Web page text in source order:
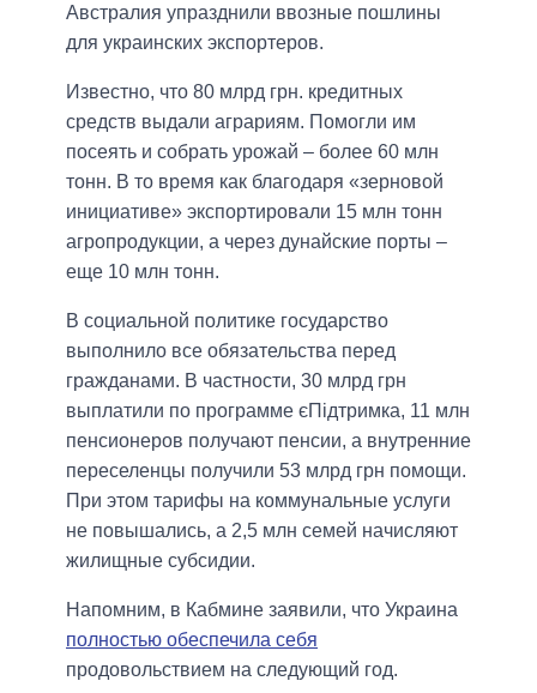
Австралия упразднили ввозные пошлины
для украинских экспортеров.
Известно, что 80 млрд грн. кредитных
средств выдали аграриям. Помогли им
посеять и собрать урожай – более 60 млн
тонн. В то время как благодаря «зерновой
инициативе» экспортировали 15 млн тонн
агропродукции, а через дунайские порты –
еще 10 млн тонн.
В социальной политике государство
выполнило все обязательства перед
гражданами. В частности, 30 млрд грн
выплатили по программе єПідтримка, 11 млн
пенсионеров получают пенсии, а внутренние
переселенцы получили 53 млрд грн помощи.
При этом тарифы на коммунальные услуги
не повышались, а 2,5 млн семей начисляют
жилищные субсидии.
Напомним, в Кабмине заявили, что Украина
полностью обеспечила себя
продовольствием на следующий год.